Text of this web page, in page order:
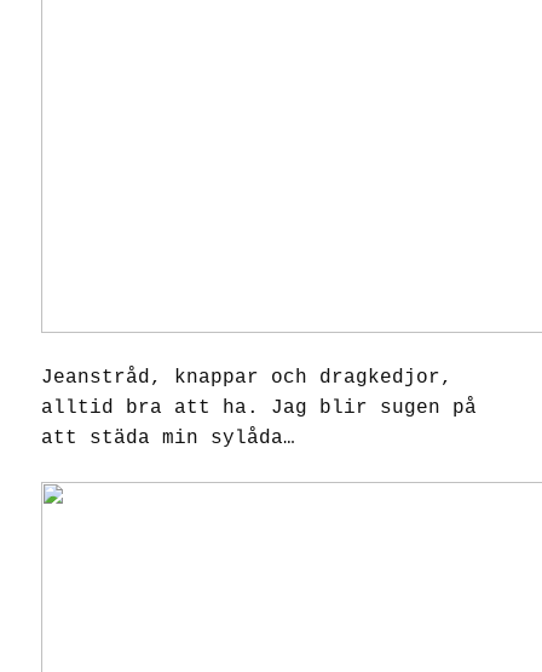
Jeanstråd, knappar och dragkedjor,
alltid bra att ha. Jag blir sugen på
att städa min sylåda…